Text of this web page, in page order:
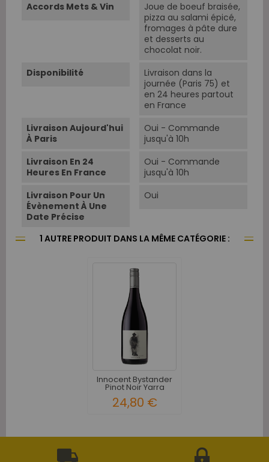
Accords Mets & Vin
Joue de boeuf braisée,
pizza au salami épicé,
fromages à pâte dure
et desserts au
chocolat noir.
Disponibilité
Livraison dans la
journée (Paris 75) et
en 24 heures partout
en France
Livraison Aujourd'hui
À Paris
Oui - Commande
jusqu'à 10h
Livraison En 24
Heures En France
Oui - Commande
jusqu'à 10h
Livraison Pour Un
Évènement À Une
Date Précise
Oui
1 AUTRE PRODUIT DANS LA MÊME CATÉGORIE :
Innocent Bystander
Pinot Noir Yarra
24,80 €